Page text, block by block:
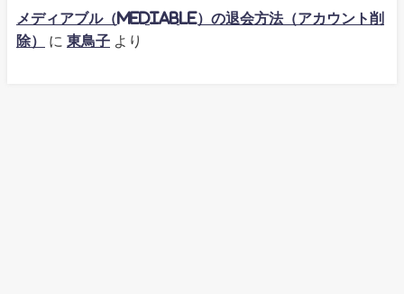
メディアブル（mediable）の退会方法（アカウント削
除）
に 東鳥子 より